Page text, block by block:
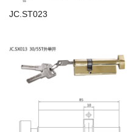
JC.ST023